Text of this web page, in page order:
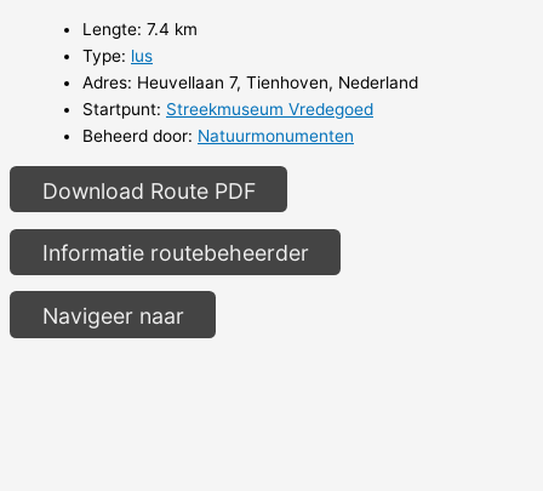
Lengte: 7.4 km
Type: lus
Adres: Heuvellaan 7, Tienhoven, Nederland
Startpunt: Streekmuseum Vredegoed
Beheerd door: Natuurmonumenten
Download Route PDF
Informatie routebeheerder
Navigeer naar